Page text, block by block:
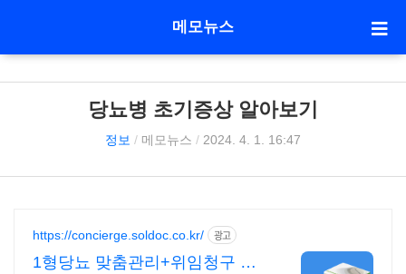
메모뉴스
당뇨병 초기증상 알아보기
정보 / 메모뉴스 / 2024. 4. 1. 16:47
https://concierge.soldoc.co.kr/ 광고
1형당뇨 맞춤관리+위임청구 재